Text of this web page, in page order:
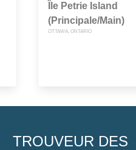
Île Petrie Island
(Principale/Main)
OTTAWA, ONTARIO
TROUVEUR DES